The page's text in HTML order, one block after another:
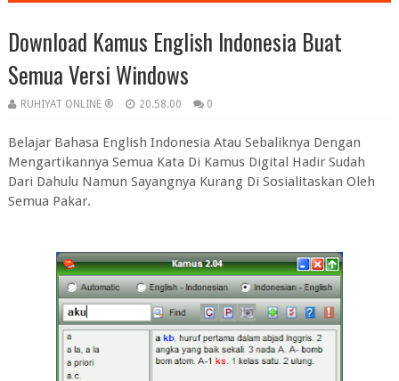
Download Kamus English Indonesia Buat
Semua Versi Windows
RUHIYAT ONLINE ® 20.58.00 0
Belajar Bahasa English Indonesia Atau Sebaliknya Dengan
Mengartikannya Semua Kata Di Kamus Digital Hadir Sudah
Dari Dahulu Namun Sayangnya Kurang Di Sosialitaskan Oleh
Semua Pakar.